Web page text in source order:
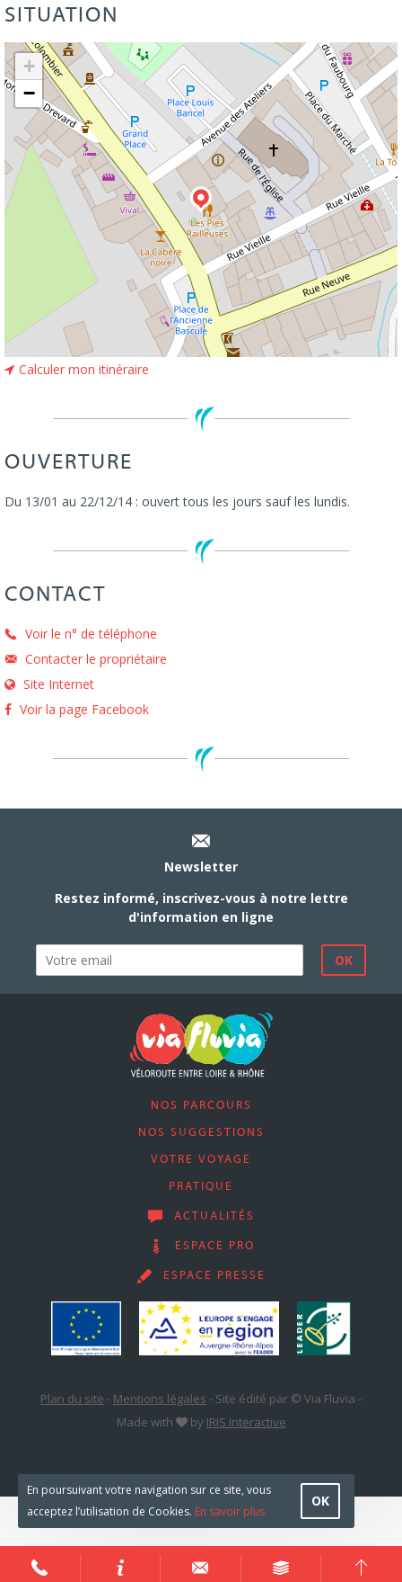
SITUATION
+
−
Calculer mon itinéraire
OUVERTURE
Du 13/01 au 22/12/14 : ouvert tous les jours sauf les lundis.
CONTACT
Voir le n° de téléphone
Contacter le propriétaire
Site Internet
Voir la page Facebook
Newsletter
Restez informé, inscrivez-vous à notre lettre
d'information en ligne
NOS PARCOURS
NOS SUGGESTIONS
VOTRE VOYAGE
PRATIQUE
ACTUALITÉS
ESPACE PRO
ESPACE PRESSE
Plan du site - Mentions légales - Site édité par © Via Fluvia -
Made with
by IRIS Interactive
En poursuivant votre navigation sur ce site, vous
acceptez l’utilisation de Cookies. En savoir plus
OK